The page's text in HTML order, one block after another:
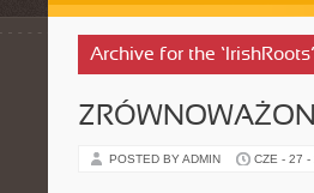
Archive for the
POSTED BY ADMIN CZE - 27 -